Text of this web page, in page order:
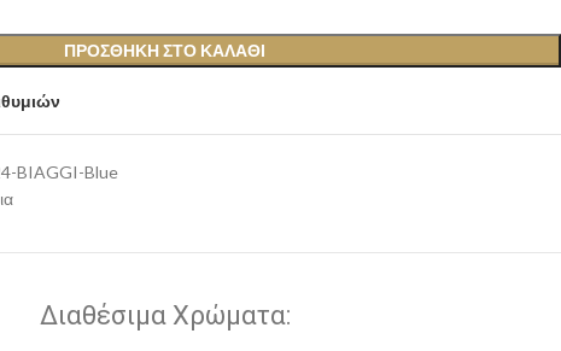
ΠΡΟΣΘΉΚΗ ΣΤΟ ΚΑΛΆΘΙ
BIAGGI-Blue
Διαθέσιμα Χρώματα: